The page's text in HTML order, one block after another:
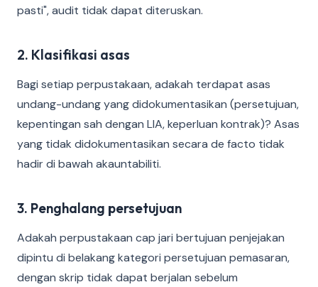
pasti", audit tidak dapat diteruskan.
2. Klasifikasi asas
Bagi setiap perpustakaan, adakah terdapat asas
undang-undang yang didokumentasikan (persetujuan,
kepentingan sah dengan LIA, keperluan kontrak)? Asas
yang tidak didokumentasikan secara de facto tidak
hadir di bawah akauntabiliti.
3. Penghalang persetujuan
Adakah perpustakaan cap jari bertujuan penjejakan
dipintu di belakang kategori persetujuan pemasaran,
dengan skrip tidak dapat berjalan sebelum